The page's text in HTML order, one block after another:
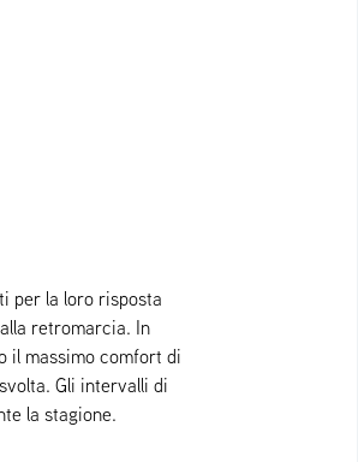
per la loro risposta
retromarcia. In
il massimo comfort di
Gli intervalli di
la stagione.